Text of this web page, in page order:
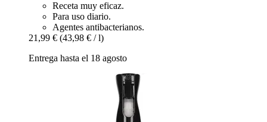
Receta muy eficaz.
Para uso diario.
Agentes antibacterianos.
21,99 € (43,98 € / l)
Entrega hasta el 18 agosto